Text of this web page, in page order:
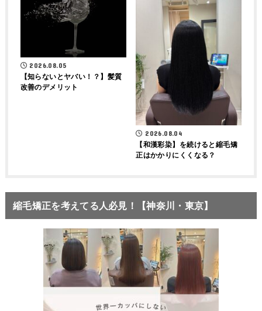
2026.08.05
【知らないとヤバい！？】髪質
改善のデメリット
2026.08.04
【和漢彩染】を続けると縮毛矯
正はかかりにくくなる？
縮毛矯正を考えてる人必見！【神奈川・東京】